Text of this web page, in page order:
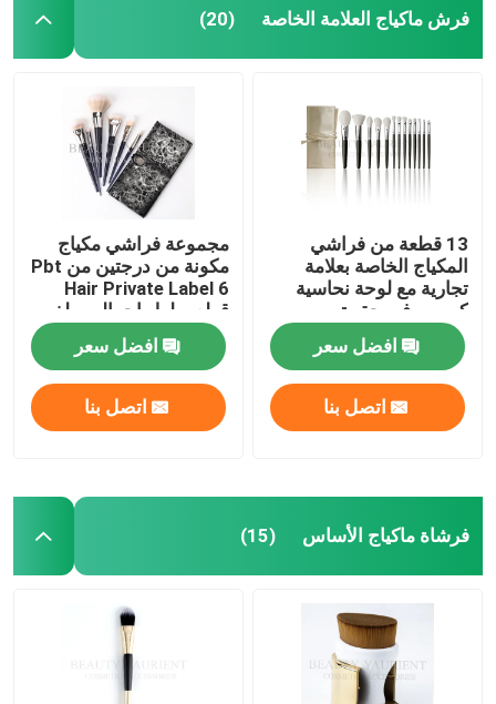
فرش ماكياج العلامة الخاصة (20)
13 قطعة من فراشي
المكياج الخاصة بعلامة
تجارية مع لوحة نحاسية
كرومي في حقيبة
مستحضرات التجميل
افضل سعر
اتصل بنا
مجموعة فراشي مكياج
مكونة من درجتين من Pbt
Hair Private Label 6
قطع بطول إجمالي يبلغ
22 سم
افضل سعر
اتصل بنا
فرشاة ماكياج الأساس (15)